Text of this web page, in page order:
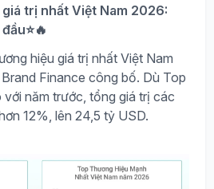
trị nhất Việt Nam 2026:
hiệu giá trị nhất Việt Nam
Finance công bố. Dù Top
năm trước, tổng giá trị các
12%, lên 24,5 tỷ USD.